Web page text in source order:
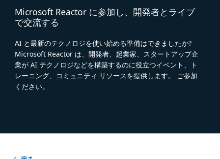
Microsoft Reactor に参加し、開発者とライブ
で交流する
AI と最新のテクノロジを使い始める準備はできましたか?
Microsoft Reactor は、開発者、起業家、スタートアップ企
業が AI テクノロジなどを構築するのに役立つイベント、ト
レーニング、コミュニティ リソースを提供します。 ご参加
ください。